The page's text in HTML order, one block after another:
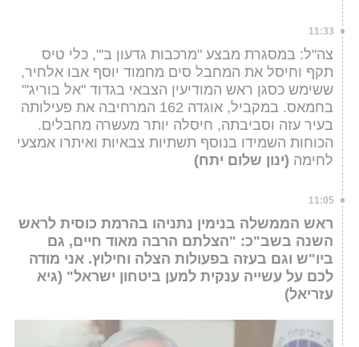
11:33
צה"ל: במסגרת מבצע "מרכבות גדעון ב'", כלי טיס
תקף וחיסל את המחבל סים מחמוד יוסף אבו אלחיר,
ששימש כסגן ראש המודיעין הצבאי בגדוד "אל בוריג'"
בחמאס. במקביל, אוגדה 162 המרחיבה את פעילותה
בעיר עזה וסביבתה, חיסלה יותר מעשרה מחבלים.
הכוחות השמידו בנוסף תשתיות צבאיות ואיתרו אמצעי
לחימה (ינון שלום יתח)
11:05
ראש הממשלה בנימין נתניהו בהרמת כוסית לראש
השנה בשב"כ: "הצלתם הרבה מאוד חיים, גם
ביו"ש וגם בעזה בפעולות הצלה וחילוץ. אני מודה
לכם על עשייה ענקית למען ביטחון ישראל" (גיא
עזריאל)